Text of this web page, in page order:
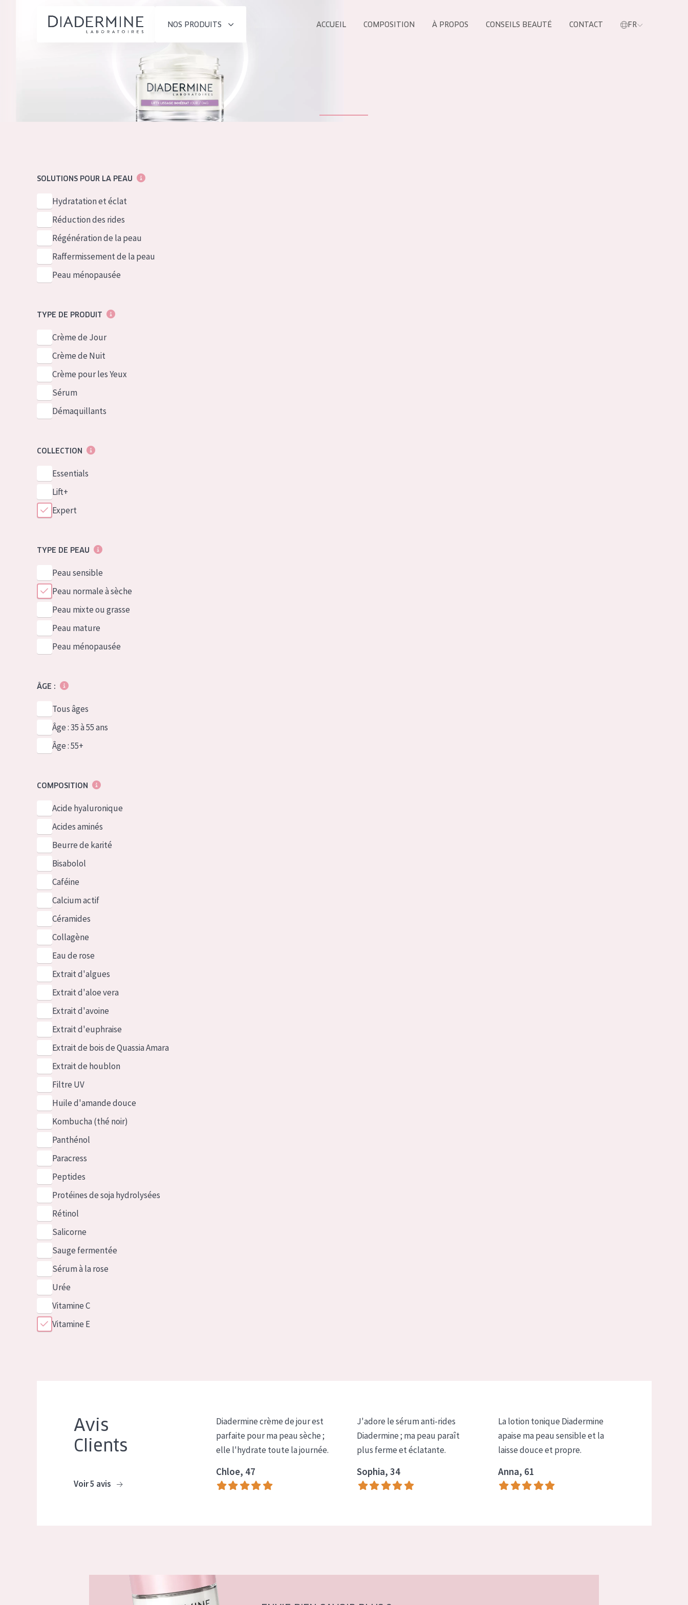
NOS PRODUITS
SOLUTIONS POUR LA PEAU
Peau ménopausée
TYPE DE PRODUIT
Crème de Jour
Crème de Nuit
ACCUEIL COMPOSITION À PROPOS CONSEILS BEAUTÉ CONTACT FR
SOLUTIONS POUR LA PEAU
Hydratation et éclat
Réduction des rides
Régénération de la peau
Raffermissement de la peau
Peau ménopausée
TYPE DE PRODUIT
Crème de Jour
Crème de Nuit
Crème pour les Yeux
Sérum
Démaquillants
COLLECTION
Essentials
Lift+
Expert
TYPE DE PEAU
Peau sensible
Peau normale à sèche
Peau mixte ou grasse
Peau mature
Peau ménopausée
ÂGE :
Tous âges
Âge : 35 à 55 ans
Âge : 55+
COMPOSITION
Acide hyaluronique
Acides aminés
Beurre de karité
Bisabolol
Caféine
Calcium actif
Céramides
Collagène
Eau de rose
Extrait d'algues
Extrait d'aloe vera
Extrait d'avoine
Extrait d'euphraise
Extrait de bois de Quassia Amara
Extrait de houblon
Filtre UV
Huile d'amande douce
Kombucha (thé noir)
Panthénol
Paracress
Peptides
Protéines de soja hydrolysées
Rétinol
Salicorne
Sauge fermentée
Sérum à la rose
Urée
Vitamine C
Vitamine E
Avis
Clients
Voir 5 avis
Diadermine crème de jour est
parfaite pour ma peau sèche ;
elle l'hydrate toute la journée.
Chloe, 47
J'adore le sérum anti-rides
Diadermine ; ma peau paraît
plus ferme et éclatante.
Sophia, 34
La lotion tonique Diadermine
apaise ma peau sensible et la
laisse douce et propre.
Anna, 61